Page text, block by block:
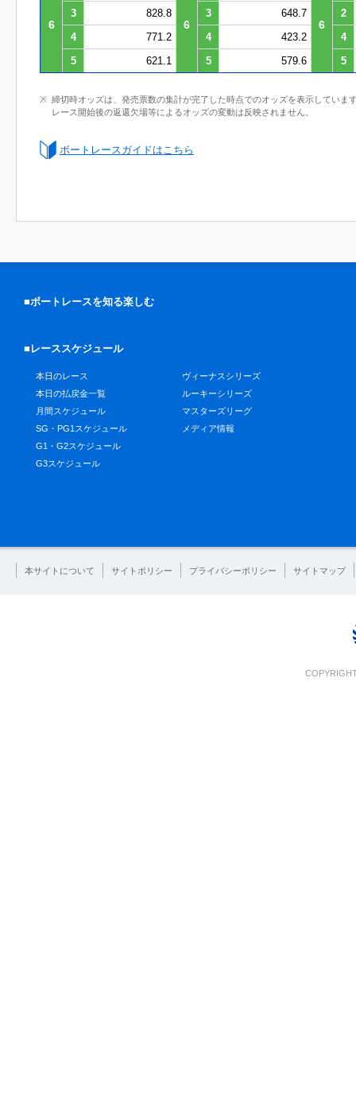
6 6 6
3
828.8 3 648.7
2
4
771.2 4 423.2
4
5
621.1 5 579.6 5
締切時オッズは、発売票数の集計が完了した時点でのオッズを表示していま
レース開始後の返還欠場等によるオッズの変動は反映されません。
ボートレースガイドはこちら
■ボートレースを知る楽しむ
■レーススケジュール
本日のレース
本日の払戻金一覧
月間スケジュール
SG・PG1スケジュール
G1・G2スケジュール
G3スケジュール
ヴィーナスシリーズ
ルーキーシリーズ
マスターズリーグ
メディア情報
本サイトについて サイトポリシー プライバシーポリシー サイトマップ